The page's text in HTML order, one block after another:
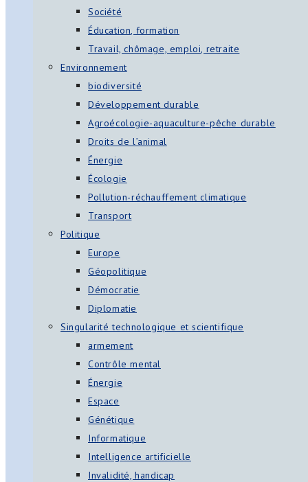
Société
Éducation, formation
Travail, chômage, emploi, retraite
Environnement
biodiversité
Développement durable
Agroécologie-aquaculture-pêche durable
Droits de l’animal
Énergie
Écologie
Pollution-réchauffement climatique
Transport
Politique
Europe
Géopolitique
Démocratie
Diplomatie
Singularité technologique et scientifique
armement
Contrôle mental
Énergie
Espace
Génétique
Informatique
Intelligence artificielle
Invalidité, handicap